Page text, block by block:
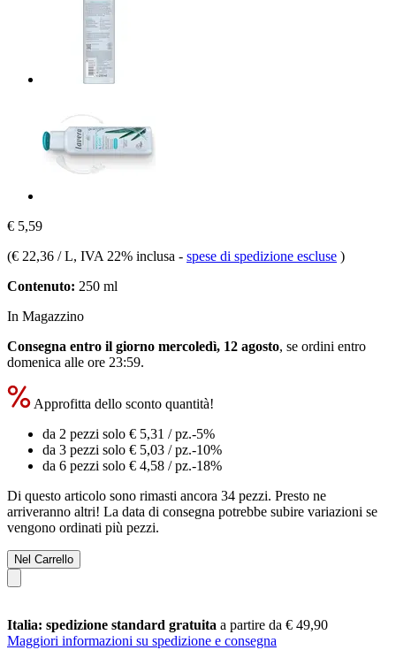
€ 5,59
(€ 22,36 / L, IVA 22% inclusa - spese di spedizione escluse )
Contenuto: 250 ml
In Magazzino
Consegna entro il giorno mercoledì, 12 agosto, se ordini entro
domenica alle ore 23:59.
Approfitta dello sconto quantità!
da 2 pezzi solo € 5,31 / pz.-5%
da 3 pezzi solo € 5,03 / pz.-10%
da 6 pezzi solo € 4,58 / pz.-18%
Di questo articolo sono rimasti ancora 34 pezzi. Presto ne
arriveranno altri! La data di consegna potrebbe subire variazioni se
vengono ordinati più pezzi.
Nel Carrello
Italia: spedizione standard gratuita a partire da € 49,90
Maggiori informazioni su spedizione e consegna